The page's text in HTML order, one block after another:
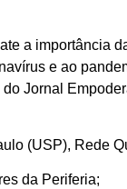
a importância
e ao
Jornal
(USP), Rede
da Periferia;